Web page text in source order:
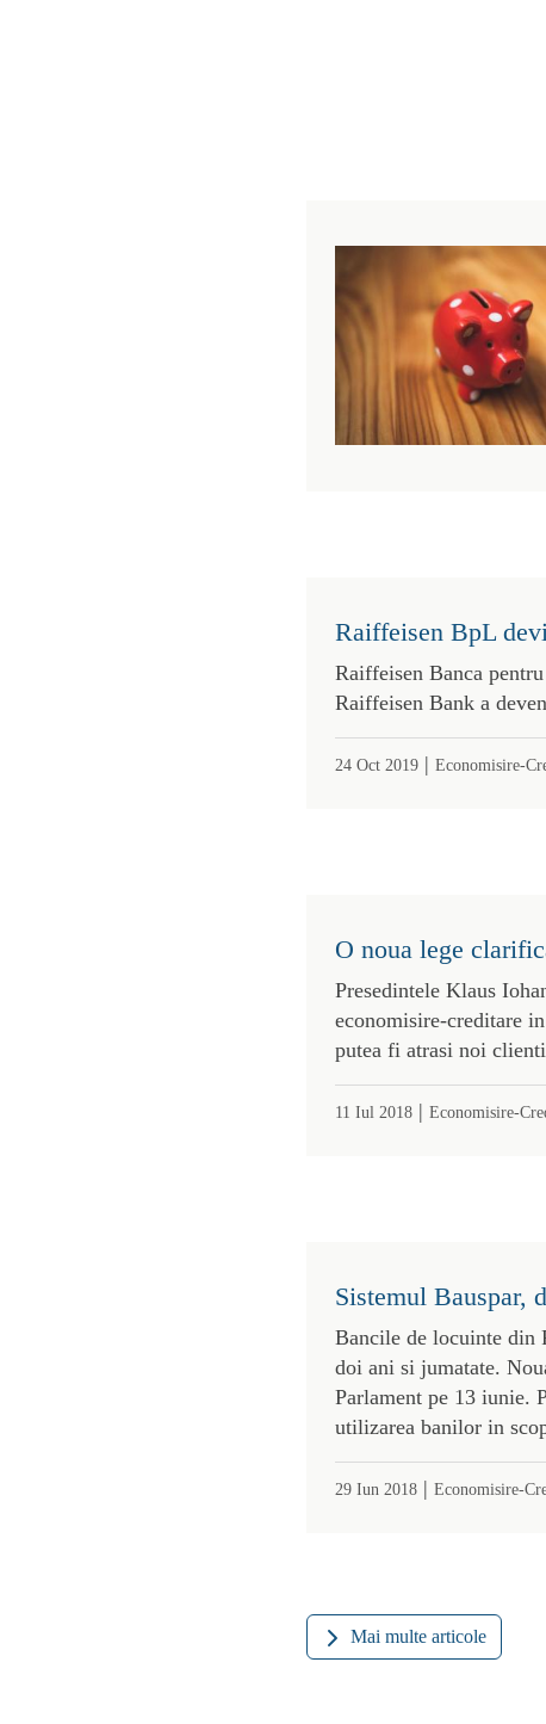
Raiffeisen BpL
Raiffeisen Banca
Raiffeisen Bank a
24 Oct 2019| Economisire-
O noua lege
Presedintele Klaus
economisire-creditare
putea fi atrasi noi clienti
11 Iul 2018| Economisire-
Sistemul Bauspar,
Bancile de locuinte din
doi ani si jumatate.
Parlament pe 13 iunie.
utilizarea banilor in
29 Iun 2018| Economisire-
Mai multe articole